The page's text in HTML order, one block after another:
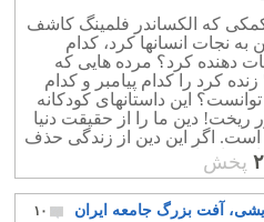
که الکساندر فلمینگ کاشف
به نجات انسانها کرد، کدام
دهنده کرد؟ مرده هایی که
کرد را کدام پیامبر و کدام
این داستانهای کودکانه
ریخت! دین ما را از حقیقت دنیا
است. اگر این دین از زندگی حذف
انسانیت و همزیستی بر
به بشر و حقوق او جانشین
دنیا یک قدم بزرگ برداشته است.
پخش
آفت بزرگ جامعه ایران ۱۰